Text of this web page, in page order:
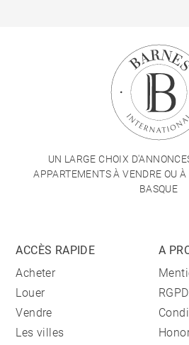
UN LARGE CHOIX
APPARTEMENTS À VENDRE OU À
BASQUE
ACCÈS RAPIDE
Acheter
Louer
Vendre
Les villes
A
RGPD